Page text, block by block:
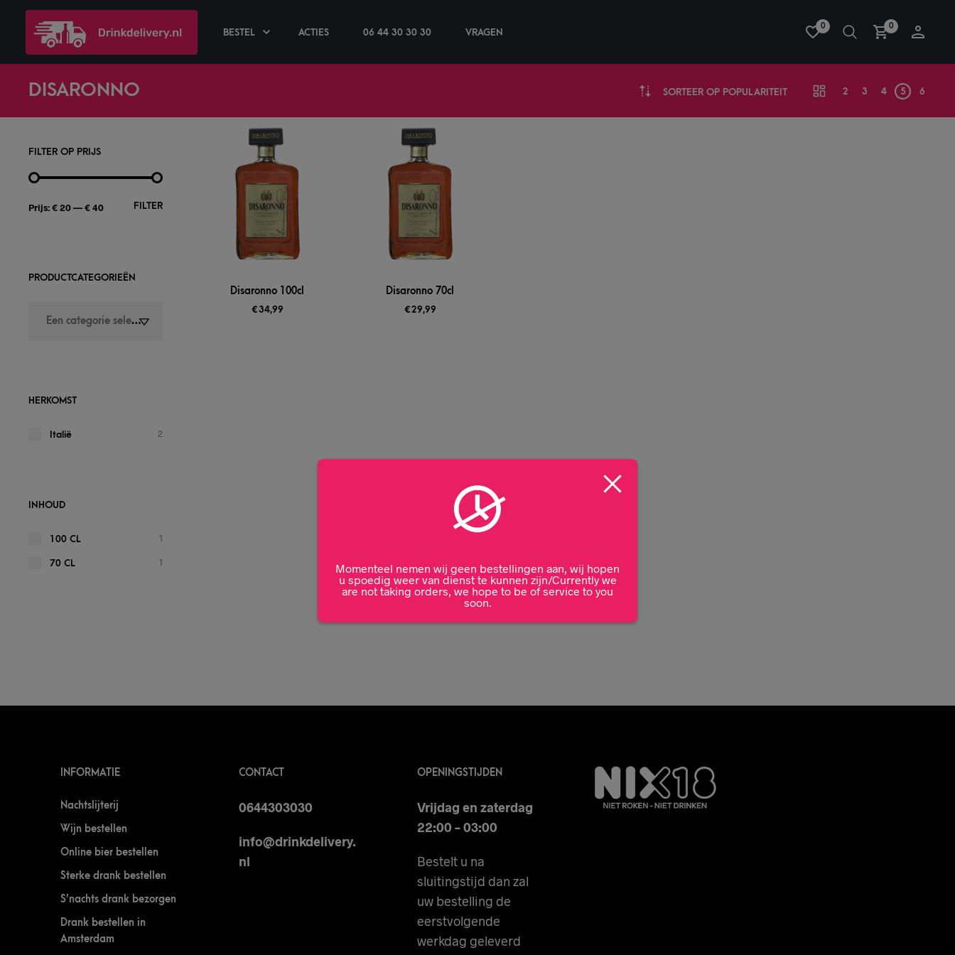
BESTEL ACTIES 06 44 30 30 30 VRAGEN
0 0
DISARONNO SORTEER OP POPULARITEIT 2 3 4 5 6
Disaronno 100cl
€34,99
Disaronno 70cl
€29,99
FILTER OP PRIJS
FILTER
Prijs:€ 20—€ 40
PRODUCTCATEGORIEËN
Een categorie selecteren
HERKOMST
Italië 2
INHOUD
100 CL 1
70 CL 1
INFORMATIE
Nachtslijterij
Wijn bestellen
Online bier bestellen
Sterke drank bestellen
S’nachts drank bezorgen
Drank bestellen in
Amsterdam
CONTACT
0644303030
info@drinkdelivery.
nl
OPENINGSTIJDEN
Vrijdag en zaterdag
22:00 – 03:00
Bestelt u na
sluitingstijd dan zal
uw bestelling de
eerstvolgende
werkdag geleverd
Momenteel nemen wij geen bestellingen aan, wij hopen
u spoedig weer van dienst te kunnen zijn/Currently we
are not taking orders, we hope to be of service to you
soon.